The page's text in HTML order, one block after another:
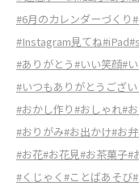
#6月のカレンダーづくり
#Instagram見てね#iPad
#ありがとう#いい笑顔#
#いつもありがとうござ
#おかし作り#おしゃれ#
#おりがみ#お出かけ#お
#お花#お花見#お茶菓子#
#くじゃく #ことばあそび